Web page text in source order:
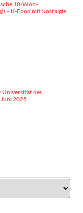
10-Won-
) – K-Food mit Nostalgie
Universität des
Juni 2025